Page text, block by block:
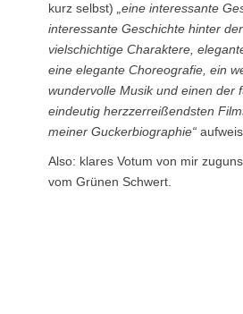
kurz selbst) „eine interessante
interessante Geschichte hinter
vielschichtige Charaktere,
eine elegante Choreografie, ein
wundervolle Musik und einen der
eindeutig herzzerreißendsten
meiner Guckerbiographie“
Also: klares Votum von mir
vom Grünen Schwert.